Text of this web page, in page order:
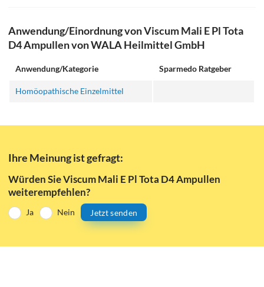
Anwendung/Einordnung von Viscum Mali E Pl Tota
D4 Ampullen von WALA Heilmittel GmbH
Anwendung/Kategorie Sparmedo Ratgeber
Homöopathische Einzelmittel
Ihre Meinung ist gefragt:
Würden Sie Viscum Mali E Pl Tota D4 Ampullen
weiterempfehlen?
Ja Nein Jetzt senden